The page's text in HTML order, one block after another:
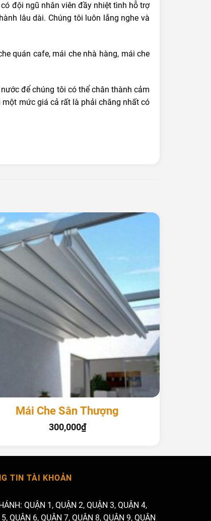
đội ngũ nhân viên đầy nhiệt tình hỗ trợ
lâu dài. Chúng tôi luôn lắng nghe và
quán cafe, mái che nhà hàng, mái che
để chúng tôi có thể chân thành cảm
mức giá cả rất là phải chăng nhất có
Mái Che Sân Thượng
300,000₫
TIN TÀI KHOẢN
QUẬN 1, QUẬN 2, QUẬN 3, QUẬN 4,
QUẬN 6, QUẬN 7, QUẬN 8, QUẬN 9, QUẬN